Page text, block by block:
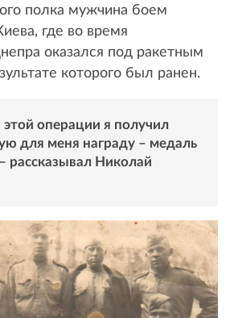
полка мужчина боем
где во время
оказался под ракетным
которого был ранен.
этой операции я получил
для меня награду – медаль
рассказывал Николай